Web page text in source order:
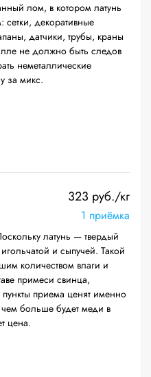
лом, в котором латунь
сетки, декоративные
датчики, трубы, краны
не должно быть следов
неметаллические
за микс.
323 руб./кг
1 приёмка
латунь — твердый
и сыпучей. Такой
количеством влаги и
примеси свинца,
приема ценят именно
чем больше будет меди в
цена.